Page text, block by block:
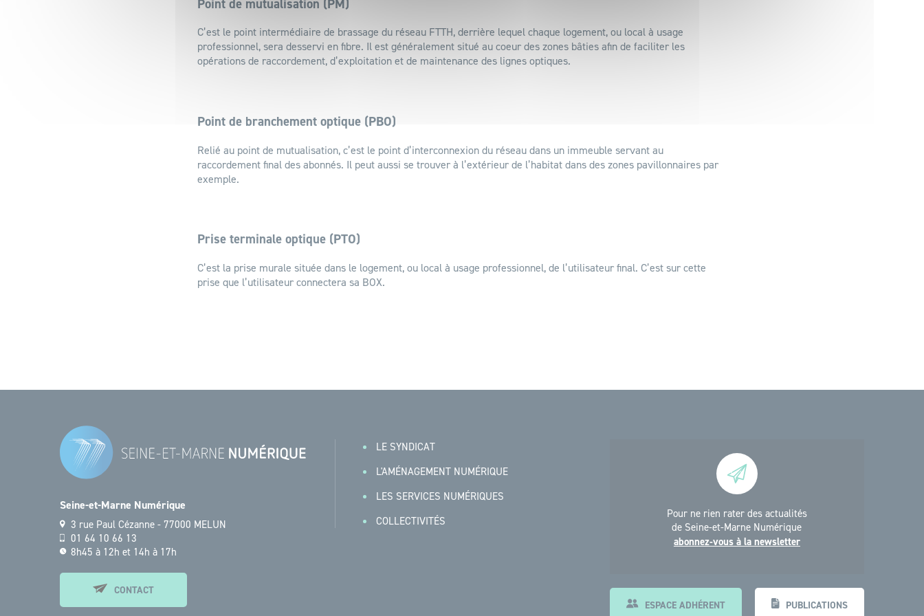
Point de mutualisation (PM)
C’est le point intermédiaire de brassage du réseau FTTH, derrière lequel chaque logement, ou local à usage
professionnel, sera desservi en fibre. Il est généralement situé au coeur des zones bâties afin de faciliter les
opérations de raccordement, d’exploitation et de maintenance des lignes optiques.
Point de branchement optique (PBO)
Relié au point de mutualisation, c’est le point d’interconnexion du réseau dans un immeuble servant au
raccordement final des abonnés. Il peut aussi se trouver à l’extérieur de l’habitat dans des zones pavillonnaires par
exemple.
Prise terminale optique (PTO)
C’est la prise murale située dans le logement, ou local à usage professionnel, de l’utilisateur final. C’est sur cette
prise que l’utilisateur connectera sa BOX.
Seine-et-Marne Numérique
3 rue Paul Cézanne - 77000 MELUN
01 64 10 66 13
8h45 à 12h et 14h à 17h
CONTACT
LE SYNDICAT
L'AMÉNAGEMENT NUMÉRIQUE
LES SERVICES NUMÉRIQUES
COLLECTIVITÉS
Pour ne rien rater des actualités
de Seine-et-Marne Numérique
abonnez-vous à la newsletter
ESPACE ADHÉRENT PUBLICATIONS